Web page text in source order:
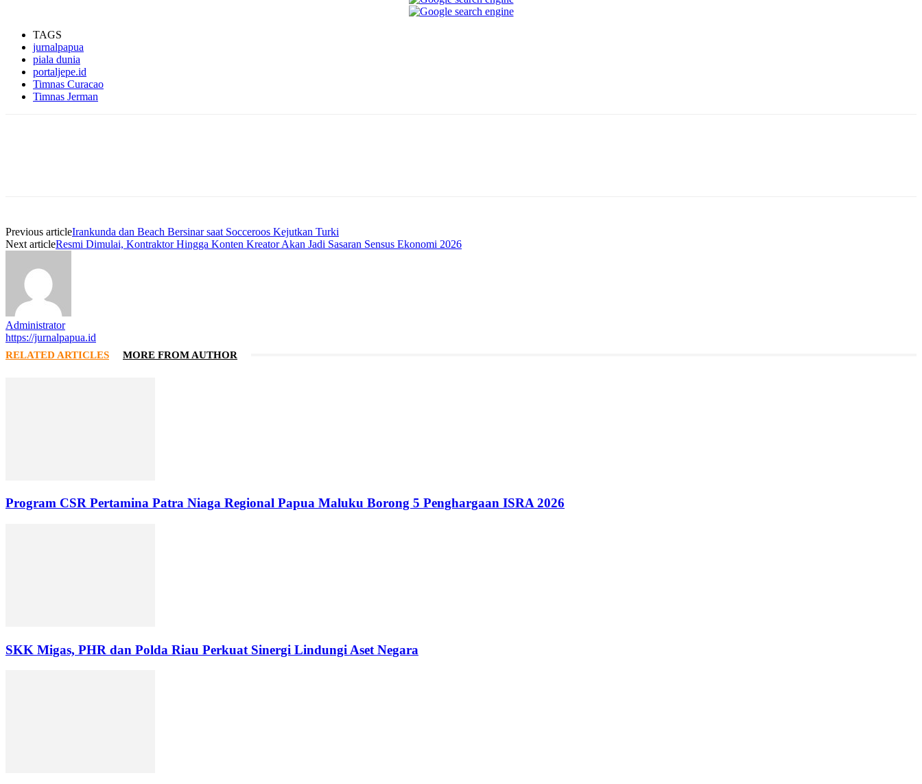
TAGS
jurnalpapua
piala dunia
portaljepe.id
Timnas Curacao
Timnas Jerman
Previous articleIrankunda dan Beach Bersinar saat Socceroos Kejutkan Turki
Next articleResmi Dimulai, Kontraktor Hingga Konten Kreator Akan Jadi Sasaran Sensus Ekonomi 2026
Administrator
https://jurnalpapua.id
RELATED ARTICLES MORE FROM AUTHOR
Program CSR Pertamina Patra Niaga Regional Papua Maluku Borong 5 Penghargaan ISRA 2026
SKK Migas, PHR dan Polda Riau Perkuat Sinergi Lindungi Aset Negara